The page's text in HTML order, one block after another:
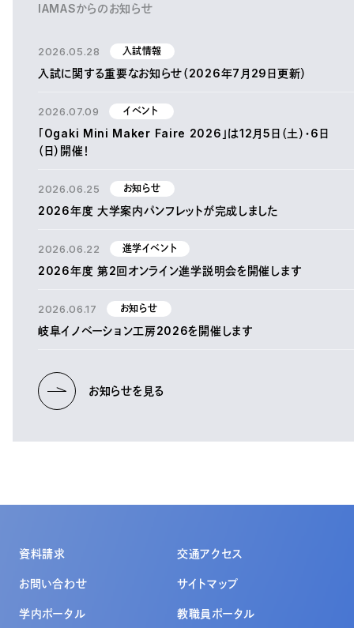
IAMASからのお知らせ
2026.05.28 入試情報
入試に関する重要なお知らせ（2026年7月29日更新）
2026.07.09 イベント
「Ogaki Mini Maker Faire 2026」は12月5日（土）・6日
（日）開催！
2026.06.25 お知らせ
2026年度 大学案内パンフレットが完成しました
2026.06.22 進学イベント
2026年度 第2回オンライン進学説明会を開催します
2026.06.17 お知らせ
岐阜イノベーション工房2026を開催します
お知らせを見る
資料請求 交通アクセス
お問い合わせ サイトマップ
学内ポータル 教職員ポータル